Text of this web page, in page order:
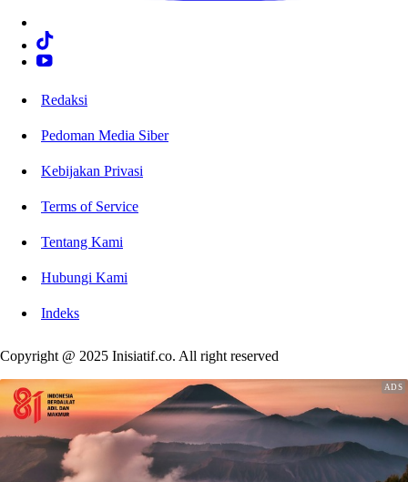
Redaksi
Pedoman Media Siber
Kebijakan Privasi
Terms of Service
Tentang Kami
Hubungi Kami
Indeks
Copyright @ 2025 Inisiatif.co. All right reserved